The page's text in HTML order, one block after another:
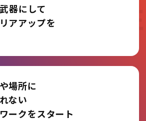
COLLEGE
器にして
アアップを
場所に
ない
ークをスタート